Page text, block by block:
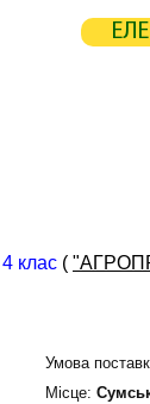
клас (
Умова
Мiсце: